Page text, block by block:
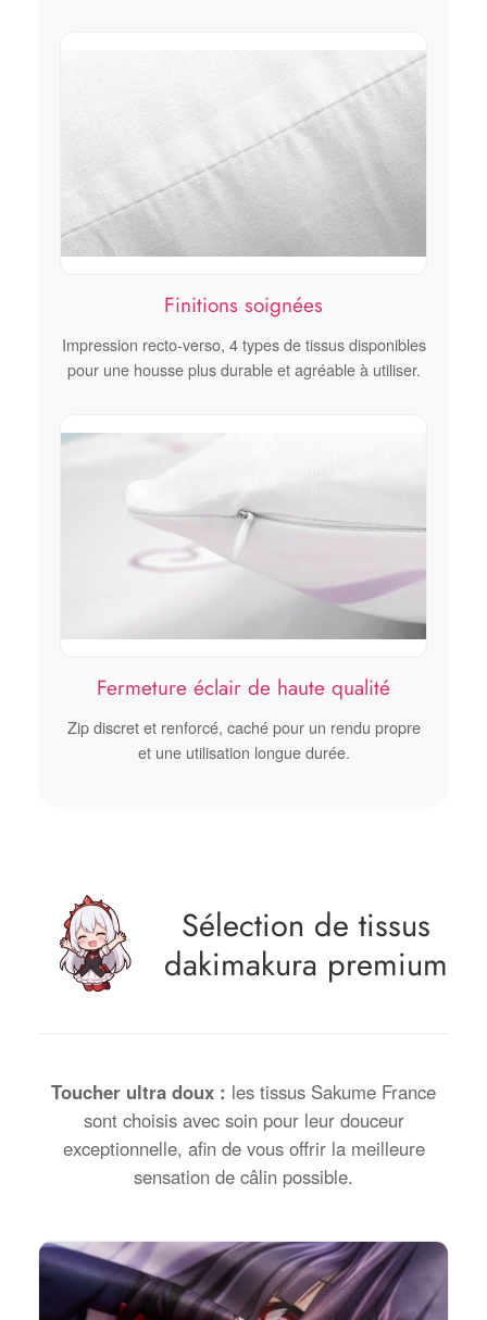
Finitions soignées
Impression recto-verso, 4 types de tissus disponibles
pour une housse plus durable et agréable à utiliser.
Fermeture éclair de haute qualité
Zip discret et renforcé, caché pour un rendu propre
et une utilisation longue durée.
Sélection de tissus
dakimakura premium
Toucher ultra doux : les tissus Sakume France
sont choisis avec soin pour leur douceur
exceptionnelle, afin de vous offrir la meilleure
sensation de câlin possible.